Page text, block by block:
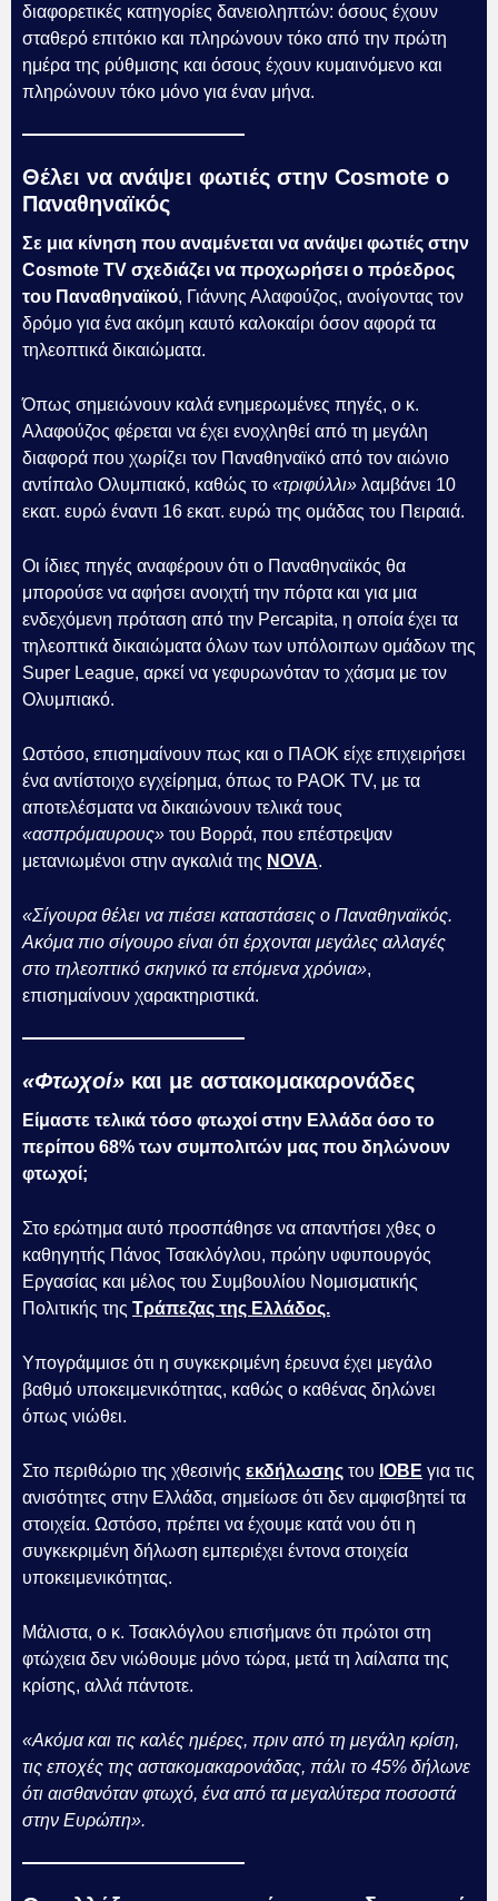
διαφορετικές κατηγορίες δανειοληπτών: όσους έχουν
σταθερό επιτόκιο και πληρώνουν τόκο από την πρώτη
ημέρα της ρύθμισης και όσους έχουν κυμαινόμενο και
πληρώνουν τόκο μόνο για έναν μήνα.
Θέλει να ανάψει φωτιές στην Cosmote ο
Παναθηναϊκός
Σε μια κίνηση που αναμένεται να ανάψει φωτιές στην
Cosmote TV σχεδιάζει να προχωρήσει ο πρόεδρος
του Παναθηναϊκού, Γιάννης Αλαφούζος, ανοίγοντας τον
δρόμο για ένα ακόμη καυτό καλοκαίρι όσον αφορά τα
τηλεοπτικά δικαιώματα.
Όπως σημειώνουν καλά ενημερωμένες πηγές, ο κ.
Αλαφούζος φέρεται να έχει ενοχληθεί από τη μεγάλη
διαφορά που χωρίζει τον Παναθηναϊκό από τον αιώνιο
αντίπαλο Ολυμπιακό, καθώς το «τριφύλλι» λαμβάνει 10
εκατ. ευρώ έναντι 16 εκατ. ευρώ της ομάδας του Πειραιά.
Οι ίδιες πηγές αναφέρουν ότι ο Παναθηναϊκός θα
μπορούσε να αφήσει ανοιχτή την πόρτα και για μια
ενδεχόμενη πρόταση από την Percapita, η οποία έχει τα
τηλεοπτικά δικαιώματα όλων των υπόλοιπων ομάδων της
Super League, αρκεί να γεφυρωνόταν το χάσμα με τον
Ολυμπιακό.
Ωστόσο, επισημαίνουν πως και ο ΠΑΟΚ είχε επιχειρήσει
ένα αντίστοιχο εγχείρημα, όπως το PAOK TV, με τα
αποτελέσματα να δικαιώνουν τελικά τους
«ασπρόμαυρους» του Βορρά, που επέστρεψαν
μετανιωμένοι στην αγκαλιά της NOVA.
«Σίγουρα θέλει να πιέσει καταστάσεις ο Παναθηναϊκός.
Ακόμα πιο σίγουρο είναι ότι έρχονται μεγάλες αλλαγές
στο τηλεοπτικό σκηνικό τα επόμενα χρόνια»,
επισημαίνουν χαρακτηριστικά.
«Φτωχοί» και με αστακομακαρονάδες
Είμαστε τελικά τόσο φτωχοί στην Ελλάδα όσο το
περίπου 68% των συμπολιτών μας που δηλώνουν
φτωχοί;
Στο ερώτημα αυτό προσπάθησε να απαντήσει χθες ο
καθηγητής Πάνος Τσακλόγλου, πρώην υφυπουργός
Εργασίας και μέλος του Συμβουλίου Νομισματικής
Πολιτικής της Τράπεζας της Ελλάδος.
Υπογράμμισε ότι η συγκεκριμένη έρευνα έχει μεγάλο
βαθμό υποκειμενικότητας, καθώς ο καθένας δηλώνει
όπως νιώθει.
Στο περιθώριο της χθεσινής εκδήλωσης του ΙΟΒΕ για τις
ανισότητες στην Ελλάδα, σημείωσε ότι δεν αμφισβητεί τα
στοιχεία. Ωστόσο, πρέπει να έχουμε κατά νου ότι η
συγκεκριμένη δήλωση εμπεριέχει έντονα στοιχεία
υποκειμενικότητας.
Μάλιστα, ο κ. Τσακλόγλου επισήμανε ότι πρώτοι στη
φτώχεια δεν νιώθουμε μόνο τώρα, μετά τη λαίλαπα της
κρίσης, αλλά πάντοτε.
«Ακόμα και τις καλές ημέρες, πριν από τη μεγάλη κρίση,
τις εποχές της αστακομακαρονάδας, πάλι το 45% δήλωνε
ότι αισθανόταν φτωχό, ένα από τα μεγαλύτερα ποσοστά
στην Ευρώπη».